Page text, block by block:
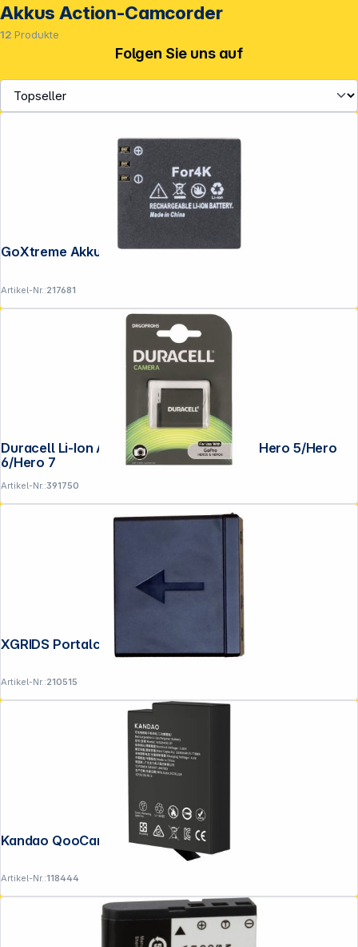
Akkus Action-Camcorder
12 Produkte
GoXtreme Akku für Vision 4K
Artikel-Nr.:217681
Duracell Li-Ion Akku 1250mAh für GoPro Hero 5/Hero
6/Hero 7
Artikel-Nr.:391750
XGRIDS Portalcam Battery
Artikel-Nr.:210515
Kandao QooCam 3 Ultra Akku 2280mAh
Artikel-Nr.:118444
Folgen Sie uns auf